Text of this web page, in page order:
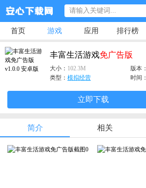
首页 游戏 应用 排行榜
丰富生活游戏免广告版
大小： 102.3M 版本：
类型： 模拟经营 时间：
立即下载
简介 相关